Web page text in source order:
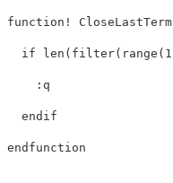
function ! CloseLastTerm
if len ( filter( range ( 1
: q
endif
endfunction